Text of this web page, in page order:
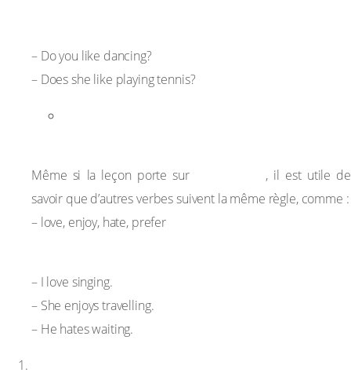
– Do you like dancing?
– Does she like playing tennis?
Même si la leçon porte sur
, il est utile de
savoir que d’autres verbes suivent la même règle, comme :
– love, enjoy, hate, prefer
– I love singing.
– She enjoys travelling.
– He hates waiting.